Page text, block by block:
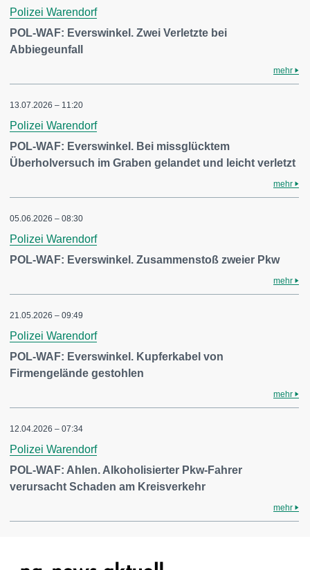
Polizei Warendorf
POL-WAF: Everswinkel. Zwei Verletzte bei
Abbiegeunfall
mehr
13.07.2026 – 11:20
Polizei Warendorf
POL-WAF: Everswinkel. Bei missglücktem
Überholversuch im Graben gelandet und leicht verletzt
mehr
05.06.2026 – 08:30
Polizei Warendorf
POL-WAF: Everswinkel. Zusammenstoß zweier Pkw
mehr
21.05.2026 – 09:49
Polizei Warendorf
POL-WAF: Everswinkel. Kupferkabel von
Firmengelände gestohlen
mehr
12.04.2026 – 07:34
Polizei Warendorf
POL-WAF: Ahlen. Alkoholisierter Pkw-Fahrer
verursacht Schaden am Kreisverkehr
mehr